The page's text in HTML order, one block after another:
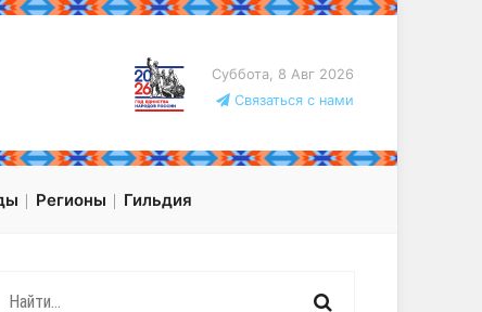
Суббота, 8 Авг 2026
Связаться с нами
Регионы Гильдия